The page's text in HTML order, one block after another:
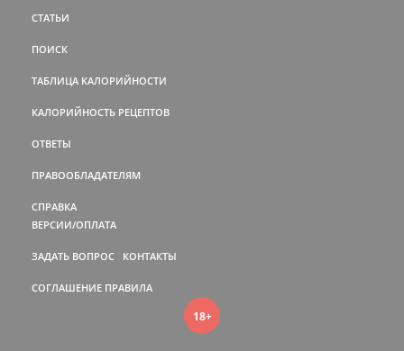
СТАТЬИ
ПОИСК
ТАБЛИЦА КАЛОРИЙНОСТИ
КАЛОРИЙНОСТЬ РЕЦЕПТОВ
ОТВЕТЫ
ПРАВООБЛАДАТЕЛЯМ
СПРАВКА
ВЕРСИИ/ОПЛАТА
ЗАДАТЬ ВОПРОС КОНТАКТЫ
СОГЛАШЕНИЕ ПРАВИЛА
18+